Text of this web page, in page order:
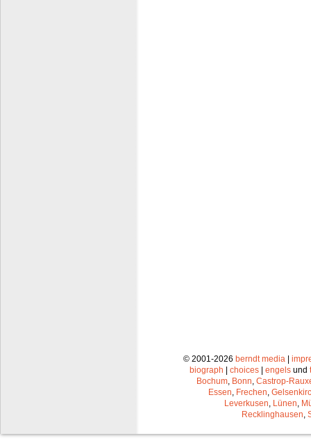
© 2001-2026 berndt media |
biograph | choices | engels und
Bochum Bonn Castrop-
Essen Frechen
Leverkusen Lünen
Recklinghausen